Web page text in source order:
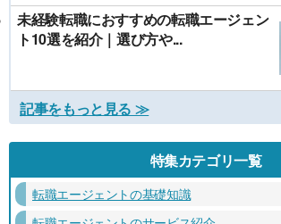
未経験転職におすすめの転職エージェン
ト10選を紹介｜選び方や...
記事をもっと見る ≫
特集カテゴリ一覧
転職エージェントの基礎知識